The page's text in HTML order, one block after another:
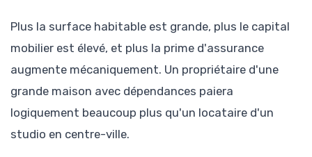
Plus la surface habitable est grande, plus le capital
mobilier est élevé, et plus la prime d'assurance
augmente mécaniquement. Un propriétaire d'une
grande maison avec dépendances paiera
logiquement beaucoup plus qu'un locataire d'un
studio en centre-ville.